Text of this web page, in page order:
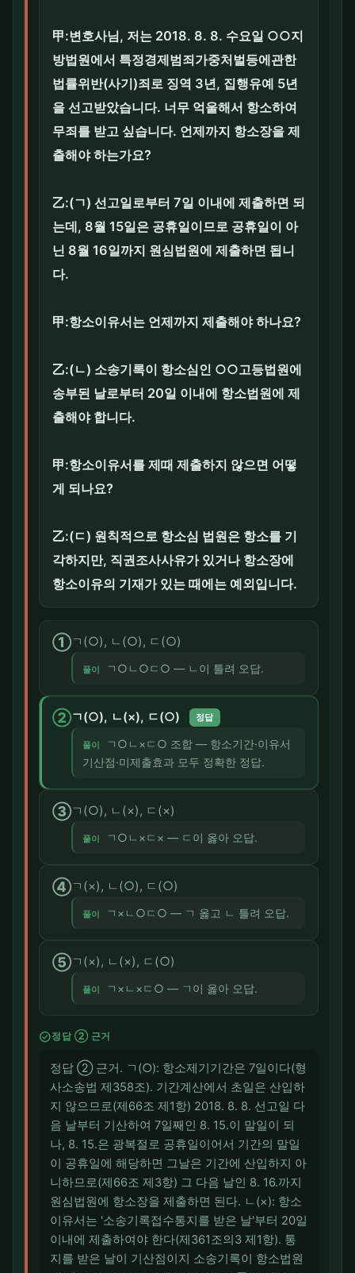
甲:변호사님, 저는 2018. 8. 8. 수요일 ○○지
방법원에서 특정경제범죄가중처벌등에관한
법률위반(사기)죄로 징역 3년, 집행유예 5년
을 선고받았습니다. 너무 억울해서 항소하여
무죄를 받고 싶습니다. 언제까지 항소장을 제
출해야 하는가요?
乙:(ㄱ) 선고일로부터 7일 이내에 제출하면 되
는데, 8월 15일은 공휴일이므로 공휴일이 아
닌 8월 16일까지 원심법원에 제출하면 됩니
다.
甲:항소이유서는 언제까지 제출해야 하나요?
乙:(ㄴ) 소송기록이 항소심인 ○○고등법원에
송부된 날로부터 20일 이내에 항소법원에 제
출해야 합니다.
甲:항소이유서를 제때 제출하지 않으면 어떻
게 되나요?
乙:(ㄷ) 원칙적으로 항소심 법원은 항소를 기
각하지만, 직권조사사유가 있거나 항소장에
항소이유의 기재가 있는 때에는 예외입니다.
①ㄱ(○), ㄴ(○), ㄷ(○)
풀이 ㄱ○ㄴ○ㄷ○ — ㄴ이 틀려 오답.
②ㄱ(○), ㄴ(×), ㄷ(○) 정답
풀이
ㄱ○ㄴ×ㄷ○ 조합 — 항소기간·이유서
기산점·미제출효과 모두 정확한 정답.
③ㄱ(○), ㄴ(×), ㄷ(×)
풀이 ㄱ○ㄴ×ㄷ× — ㄷ이 옳아 오답.
④ㄱ(×), ㄴ(○), ㄷ(○)
풀이 ㄱ×ㄴ○ㄷ○ — ㄱ 옳고 ㄴ 틀려 오답.
⑤ㄱ(×), ㄴ(×), ㄷ(○)
풀이 ㄱ×ㄴ×ㄷ○ — ㄱ이 옳아 오답.
check_circle정답 ② 근거
정답 ② 근거. ㄱ(○): 항소제기기간은 7일이다(형
사소송법 제358조). 기간계산에서 초일은 산입하
지 않으므로(제66조 제1항) 2018. 8. 8. 선고일 다
음 날부터 기산하여 7일째인 8. 15.이 말일이 되
나, 8. 15.은 광복절로 공휴일이어서 기간의 말일
이 공휴일에 해당하면 그날은 기간에 산입하지 아
니하므로(제66조 제3항) 그 다음 날인 8. 16.까지
원심법원에 항소장을 제출하면 된다. ㄴ(×): 항소
이유서는 '소송기록접수통지를 받은 날'부터 20일
이내에 제출하여야 한다(제361조의3 제1항). 통
지를 받은 날이 기산점이지 소송기록이 항소법원